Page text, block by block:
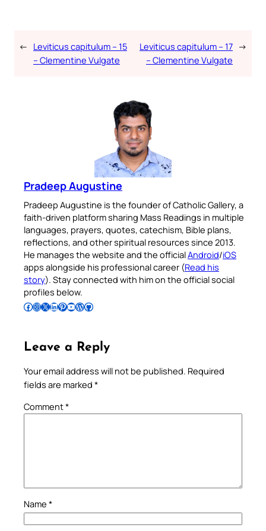
← Leviticus capitulum – 15
– Clementine Vulgate
Leviticus capitulum – 17
– Clementine Vulgate
→
Pradeep Augustine
Pradeep Augustine is the founder of Catholic Gallery, a
faith-driven platform sharing Mass Readings in multiple
languages, prayers, quotes, catechism, Bible plans,
reflections, and other spiritual resources since 2013.
He manages the website and the officialAndroid/iOS
apps alongside his professional career (Read his
story). Stay connected with him on the official social
profiles below.
Follow Pradeep on Facebook Follow Pradeep on InstagramFollow Pradeep on X Follow Pradeep on LinkedIn Follow Pradeep on Pinterest Subscribe to Pradeep’s Youtube Channel Follow Pradeep on WordPress Follow Pradeep on GitHub
Leave a Reply
Your email address will not be published. Required
fields are marked *
Comment*
Name *